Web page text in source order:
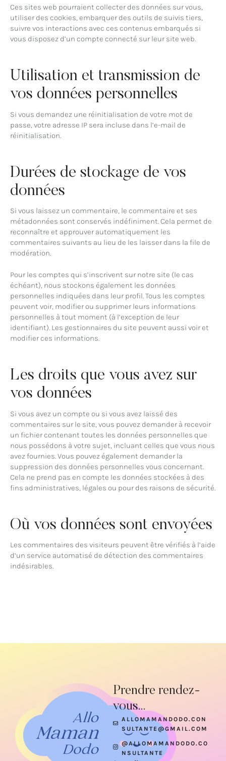
Ces sites web pourraient collecter des données sur vous,
utiliser des cookies, embarquer des outils de suivis tiers,
suivre vos interactions avec ces contenus embarqués si
vous disposez d’un compte connecté sur leur site web.
Utilisation et transmission de
vos données personnelles
Si vous demandez une réinitialisation de votre mot de
passe, votre adresse IP sera incluse dans l’e-mail de
réinitialisation.
Durées de stockage de vos
données
Si vous laissez un commentaire, le commentaire et ses
métadonnées sont conservés indéfiniment. Cela permet de
reconnaître et approuver automatiquement les
commentaires suivants au lieu de les laisser dans la file de
modération.
Pour les comptes qui s’inscrivent sur notre site (le cas
échéant), nous stockons également les données
personnelles indiquées dans leur profil. Tous les comptes
peuvent voir, modifier ou supprimer leurs informations
personnelles à tout moment (à l’exception de leur
identifiant). Les gestionnaires du site peuvent aussi voir et
modifier ces informations.
Les droits que vous avez sur
vos données
Si vous avez un compte ou si vous avez laissé des
commentaires sur le site, vous pouvez demander à recevoir
un fichier contenant toutes les données personnelles que
nous possédons à votre sujet, incluant celles que vous nous
avez fournies. Vous pouvez également demander la
suppression des données personnelles vous concernant.
Cela ne prend pas en compte les données stockées à des
fins administratives, légales ou pour des raisons de sécurité.
Où vos données sont envoyées
Les commentaires des visiteurs peuvent être vérifiés à l’aide
d’un service automatisé de détection des commentaires
indésirables.
Prendre rendez-
vous...
ALLOMAMANDODO.CON
SULTANTE@GMAIL.COM
@ALLOMAMANDODO.CO
NSULTANTE